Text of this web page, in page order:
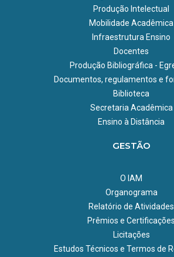
Produção Intelectual
Mobilidade Acadêmica
Infraestrutura Ensino
Docentes
Produção Bibliográfica -
Documentos, regulamentos e
Biblioteca
Secretaria Acadêmica
Ensino à Distância
GESTÃO
O IAM
Organograma
Relatório de Atividades
Prêmios e Certificações
Licitações
Estudos Técnicos e Termos de